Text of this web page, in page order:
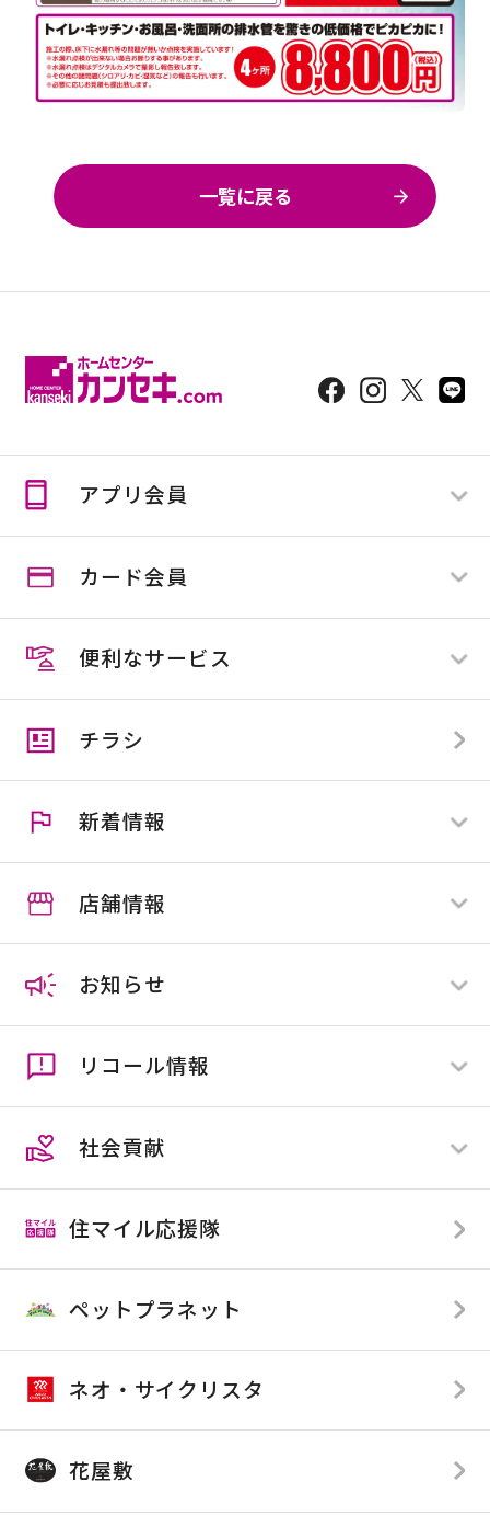
一覧に戻る
住マイル応援隊
ペットプラネット
ネオ・サイクリスタ
花屋敷
アプリ会員
ログイン
新規登録
スマイルカード会員の方
スマイルカード会員でない方
アプリ会員とは
クーポン
カード会員
スマイルカード
スマイルビジネスカード
カンセキカード
便利なサービス
スマイル便
住マイル応援隊
施工協力業者様募集
スマイルカウンター
チラシ
新着情報
すべて
全店舗
店舗限定
店舗情報
ホームセンター
ペットプラネット
ネオ・サイクリスタ
花屋敷
お知らせ
すべて
全店舗
店舗限定
リコール情報
すべて
全店舗
店舗限定
社会貢献
TOP
SDGsへの取り組み
カンセキが応援している企業様
カンセキが提供している番組